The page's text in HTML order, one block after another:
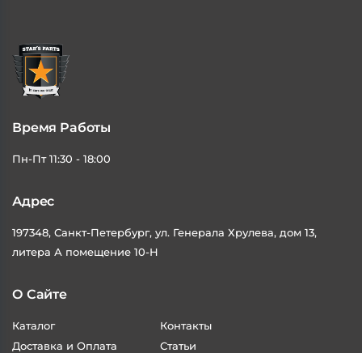
Время Работы
Пн-Пт 11:30 - 18:00
Адрес
197348, Санкт-Петербург, ул. Генерала Хрулева, дом 13,
литера А помещение 10-Н
О Сайте
Каталог
Доставка и Оплата
Контакты
Статьи